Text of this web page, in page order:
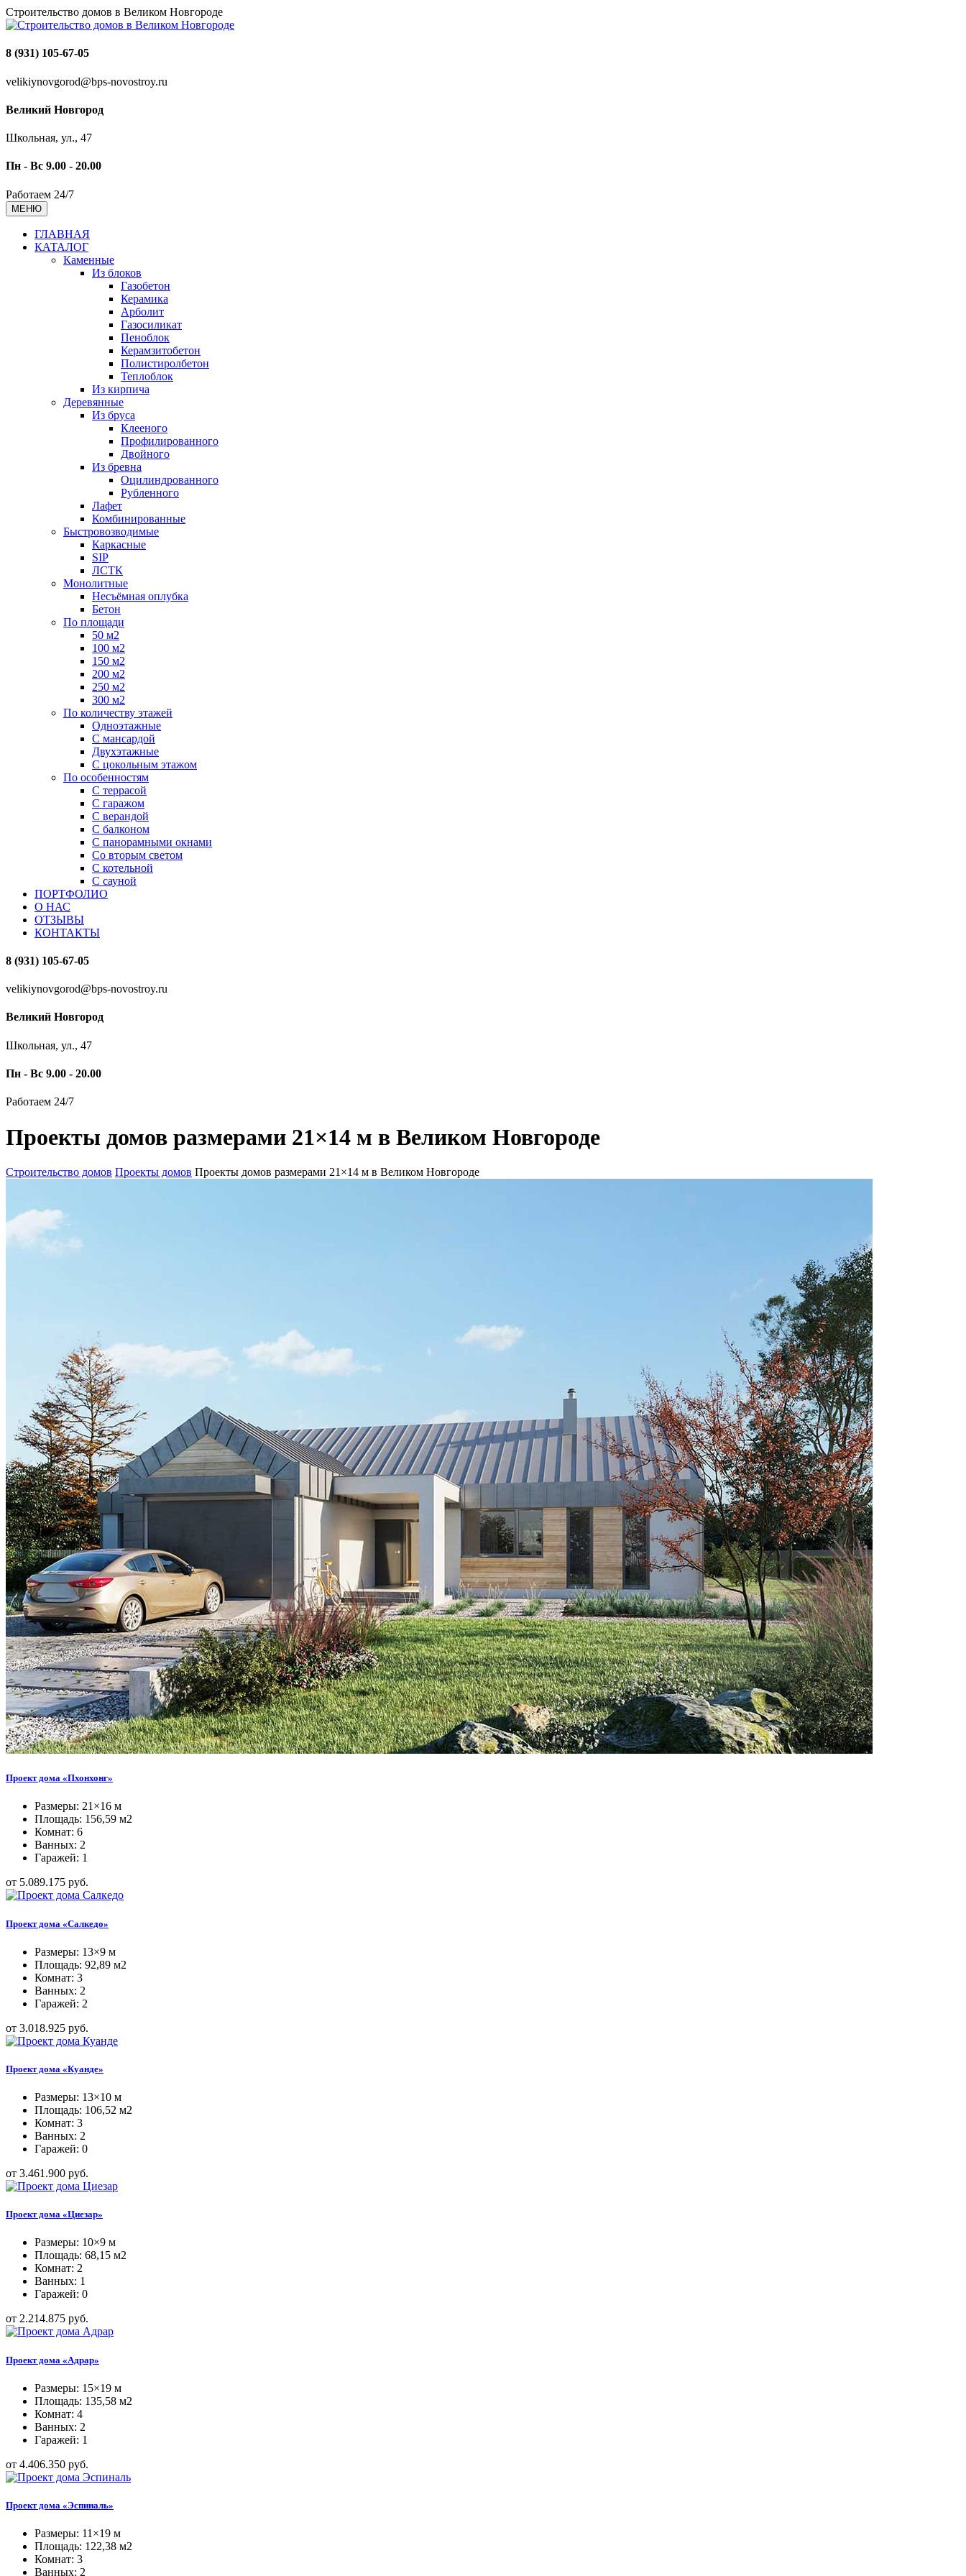
Строительство домов в Великом Новгороде
8 (931) 105-67-05
velikiynovgorod@bps-novostroy.ru
Великий Новгород
Школьная, ул., 47
Пн - Вс 9.00 - 20.00
Работаем 24/7
МЕНЮ
ГЛАВНАЯ
КАТАЛОГ
Каменные
Из блоков
Газобетон
Керамика
Арболит
Газосиликат
Пеноблок
Керамзитобетон
Полистиролбетон
Теплоблок
Из кирпича
Деревянные
Из бруса
Клееного
Профилированного
Двойного
Из бревна
Оцилиндрованного
Рубленного
Лафет
Комбинированные
Быстровозводимые
Каркасные
SIP
ЛСТК
Монолитные
Несъёмная оплубка
Бетон
По площади
50 м2
100 м2
150 м2
200 м2
250 м2
300 м2
По количеству этажей
Одноэтажные
С мансардой
Двухэтажные
С цокольным этажом
По особенностям
С террасой
С гаражом
С верандой
С балконом
С панорамными окнами
Со вторым светом
С котельной
С сауной
ПОРТФОЛИО
О НАС
ОТЗЫВЫ
КОНТАКТЫ
8 (931) 105-67-05
velikiynovgorod@bps-novostroy.ru
Великий Новгород
Школьная, ул., 47
Пн - Вс 9.00 - 20.00
Работаем 24/7
Проекты домов размерами 21×14 м в Великом Новгороде
Строительство домов Проекты домов Проекты домов размерами 21×14 м в Великом Новгороде
Проект дома «Пхонхонг»
Размеры: 21×16 м
Площадь: 156,59 м2
Комнат: 6
Ванных: 2
Гаражей: 1
от 5.089.175 руб.
Проект дома «Салкедо»
Размеры: 13×9 м
Площадь: 92,89 м2
Комнат: 3
Ванных: 2
Гаражей: 2
от 3.018.925 руб.
Проект дома «Куанде»
Размеры: 13×10 м
Площадь: 106,52 м2
Комнат: 3
Ванных: 2
Гаражей: 0
от 3.461.900 руб.
Проект дома «Циезар»
Размеры: 10×9 м
Площадь: 68,15 м2
Комнат: 2
Ванных: 1
Гаражей: 0
от 2.214.875 руб.
Проект дома «Адрар»
Размеры: 15×19 м
Площадь: 135,58 м2
Комнат: 4
Ванных: 2
Гаражей: 1
от 4.406.350 руб.
Проект дома «Эспиналь»
Размеры: 11×19 м
Площадь: 122,38 м2
Комнат: 3
Ванных: 2